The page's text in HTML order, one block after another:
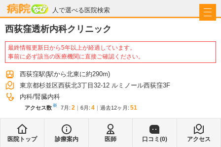
人で選べる医院検索
病院なび
西荻窪透析内科クリニック
最終情報更新日から5年以上が経過しています。
事前に必ず該当の医療機関に直接ご確認ください。
西荻窪駅(駅から北東に約290m)
東京都杉並区西荻北3丁目32-12 ルミノール西荻窪3F
内科 腎臓内科
アクセス数※ 7月 : 2 6月 : 4 過去12ヶ月: 51
医院トップ 診療案内 医師 口コミ(0) アクセス